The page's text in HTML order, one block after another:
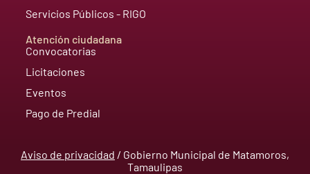
Servicios Públicos - RIGO
Atención ciudadana
Convocatorias
Licitaciones
Eventos
Pago de Predial
Aviso de privacidad / Gobierno Municipal de Matamoros,
Tamaulipas